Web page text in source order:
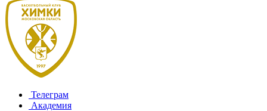
Телеграм
Академия